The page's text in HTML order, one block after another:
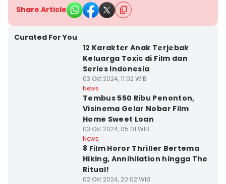
Share Article
Curated For You
12 Karakter Anak Terjebak
Keluarga Toxic di Film dan
Series Indonesia
03 Okt 2024, 11:02 WIB
News
Tembus 550 Ribu Penonton,
Visinema Gelar Nobar Film
Home Sweet Loan
03 Okt 2024, 05:01 WIB
News
8 Film Horor Thriller Bertema
Hiking, Annihilation hingga The
Ritual!
02 Okt 2024, 20:02 WIB